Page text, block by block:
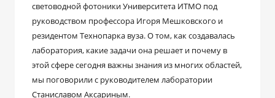
световодной фотоники Университета ИТМО под
руководством профессора Игоря Мешковского и
резидентом Технопарка вуза. О том, как создавалась
лаборатория, какие задачи она решает и почему в
этой сфере сегодня важны знания из многих областей,
мы поговорили с руководителем лаборатории
Станиславом Аксариным.